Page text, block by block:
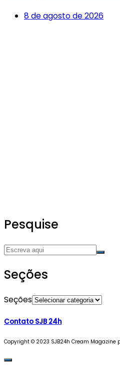
8 de agosto de 2026
Pesquise
Seções
Seções
Contato SJB 24h
Copyright © 2023 SJB24h Cream Magazine